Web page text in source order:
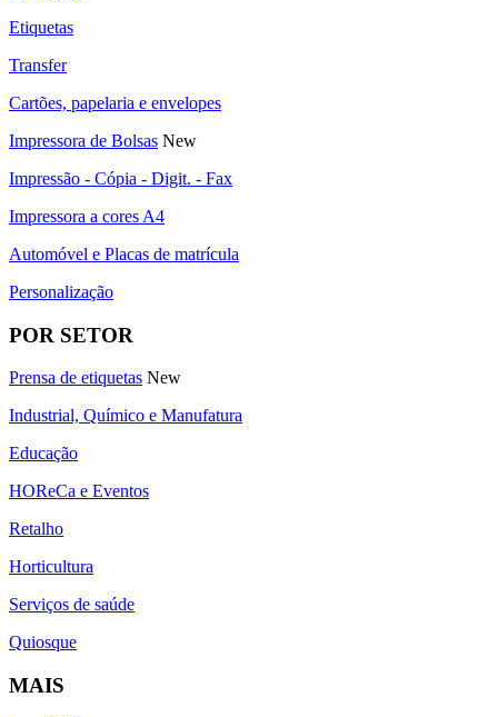
Etiquetas
Transfer
Cartões, papelaria e envelopes
Impressora de Bolsas New
Impressão - Cópia - Digit. - Fax
Impressora a cores A4
Automóvel e Placas de matrícula
Personalização
POR SETOR
Prensa de etiquetas New
Industrial, Químico e Manufatura
Educação
HOReCa e Eventos
Retalho
Horticultura
Serviços de saúde
Quiosque
MAIS